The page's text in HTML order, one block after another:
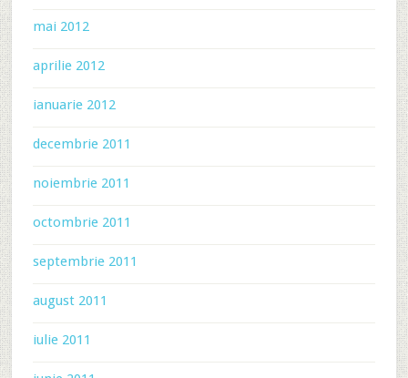
mai 2012
aprilie 2012
ianuarie 2012
decembrie 2011
noiembrie 2011
octombrie 2011
septembrie 2011
august 2011
iulie 2011